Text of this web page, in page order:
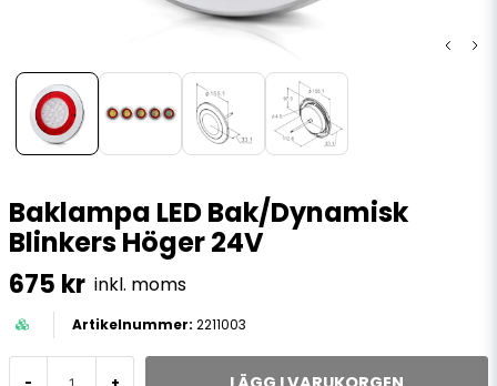
Baklampa LED Bak/Dynamisk
Blinkers Höger 24V
675 kr inkl. moms
2211003
- +